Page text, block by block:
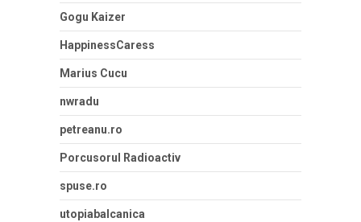
Gogu Kaizer
HappinessCaress
Marius Cucu
nwradu
petreanu.ro
Porcusorul Radioactiv
spuse.ro
utopiabalcanica